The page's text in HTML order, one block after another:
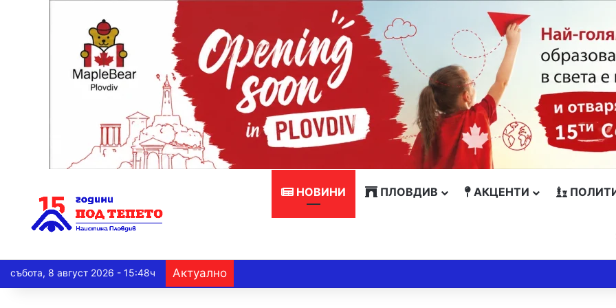
НОВИНИ ПЛОВДИВ АКЦЕНТИ
събота, 8 август 2026 - 15:48ч Актуално